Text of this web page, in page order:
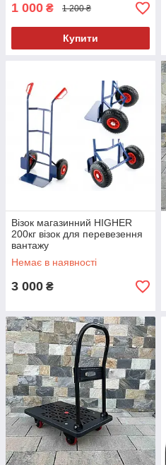
1 000 ₴ 1 200 ₴
Купити
Візок магазинний HIGHER
200кг візок для перевезення
вантажу
Немає в наявності
3 000 ₴